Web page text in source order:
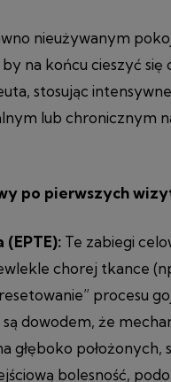
nieużywanym
na końcu cieszyć się
stosując
lub chronicznym
po pierwszych
Te zabiegi
chorej tkance
procesu
dowodem, że
głęboko położonych,
bolesność,